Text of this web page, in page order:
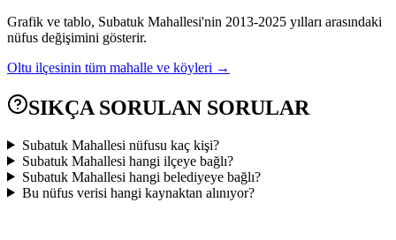
Grafik ve tablo, Subatuk Mahallesi'nin 2013-2025 yılları arasındaki
nüfus değişimini gösterir.
Oltu ilçesinin tüm mahalle ve köyleri →
SIKÇA SORULAN SORULAR
Subatuk Mahallesi nüfusu kaç kişi?
Subatuk Mahallesi hangi ilçeye bağlı?
Subatuk Mahallesi hangi belediyeye bağlı?
Bu nüfus verisi hangi kaynaktan alınıyor?